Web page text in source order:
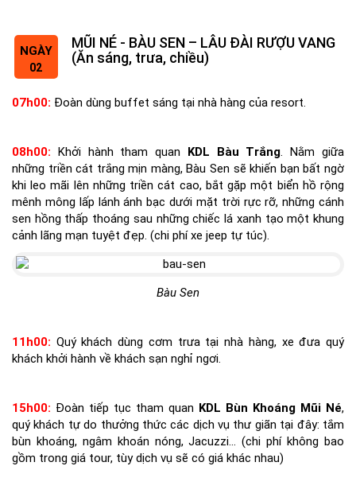
NGÀY
02
MŨI NÉ - BÀU SEN – LÂU ĐÀI RƯỢU VANG
(Ăn sáng, trưa, chiều)
07h00: Đoàn dùng buffet sáng tại nhà hàng của resort.
08h00: Khởi hành tham quan KDL Bàu Trắng. Nằm giữa
những triền cát trắng mịn màng, Bàu Sen sẽ khiến bạn bất ngờ
khi leo mãi lên những triền cát cao, bắt gặp một biển hồ rộng
mênh mông lấp lánh ánh bạc dưới mặt trời rực rỡ, những cánh
sen hồng thấp thoáng sau những chiếc lá xanh tạo một khung
cảnh lãng mạn tuyệt đẹp. (chi phí xe jeep tự túc).
Bàu Sen
11h00: Quý khách dùng cơm trưa tại nhà hàng, xe đưa quý
khách khởi hành về khách sạn nghỉ ngơi.
15h00: Đoàn tiếp tục tham quan KDL Bùn Khoáng Mũi Né,
quý khách tự do thưởng thức các dịch vụ thư giãn tại đây: tắm
bùn khoáng, ngâm khoán nóng, Jacuzzi… (chi phí không bao
gồm trong giá tour, tùy dịch vụ sẽ có giá khác nhau)